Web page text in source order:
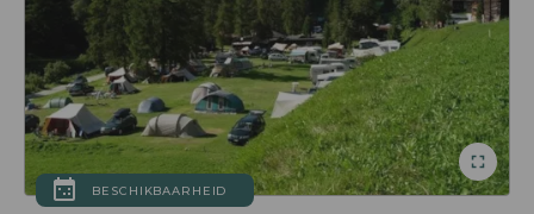
BESCHIKBAARHEID